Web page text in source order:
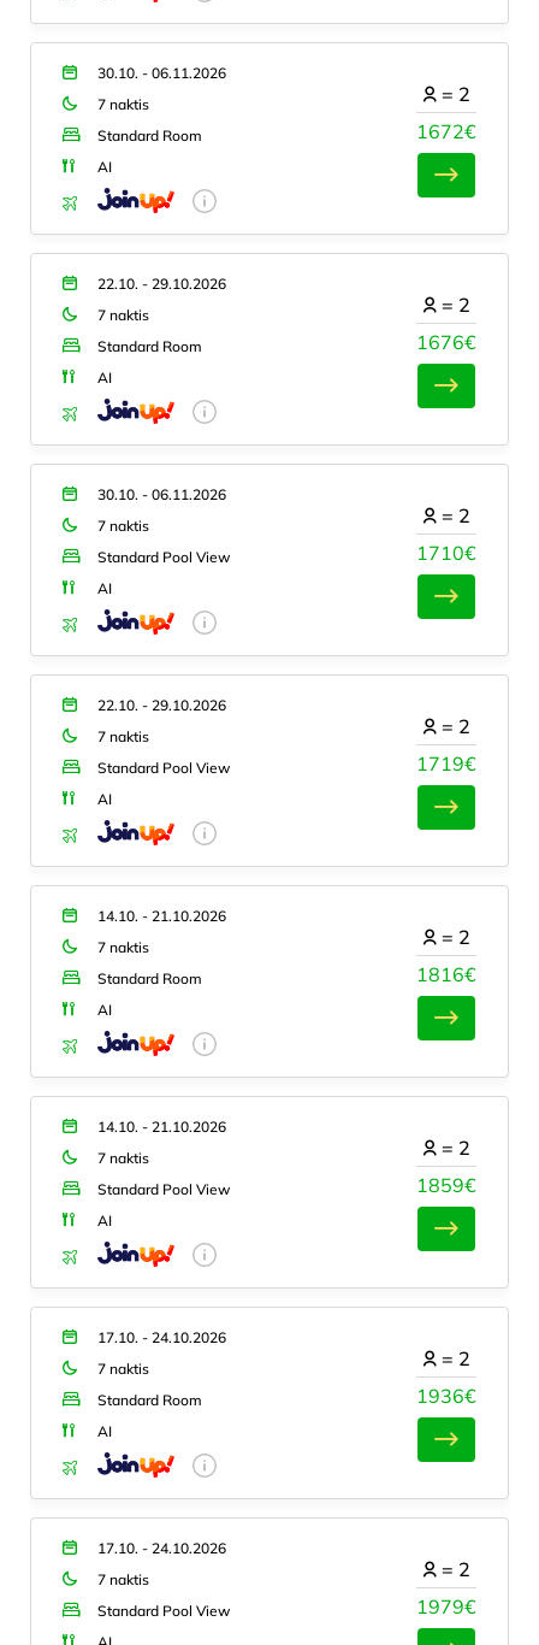
30.10. - 06.11.2026
7 naktis
Standard Room
AI
1672€
= 2
22.10. - 29.10.2026
7 naktis
Standard Room
AI
1676€
= 2
30.10. - 06.11.2026
7 naktis
Standard Pool View
AI
1710€
= 2
22.10. - 29.10.2026
7 naktis
Standard Pool View
AI
1719€
= 2
14.10. - 21.10.2026
7 naktis
Standard Room
AI
1816€
= 2
14.10. - 21.10.2026
7 naktis
Standard Pool View
AI
1859€
= 2
17.10. - 24.10.2026
7 naktis
Standard Room
AI
1936€
= 2
17.10. - 24.10.2026
7 naktis
Standard Pool View
1979€
= 2